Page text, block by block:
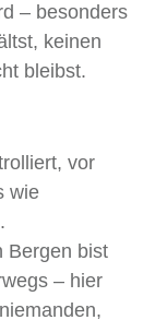
– besonders
keinen
bleibst.
vor
wie
Bergen bist
– hier